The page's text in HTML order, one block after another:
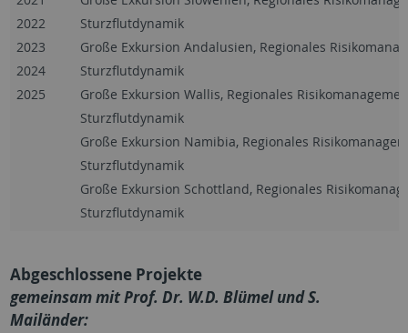
2022
2023
2024
2025
Sturzflutdynamik
Große Exkursion Andalusien, Regionales
Sturzflutdynamik
Große Exkursion Wallis, Regionales
Sturzflutdynamik
Große Exkursion Namibia, Regionales
Sturzflutdynamik
Große Exkursion Schottland, Regionales
Sturzflutdynamik
Abgeschlossene Projekte
gemeinsam mit Prof. Dr. W.D. Blümel und S.
Mailänder: